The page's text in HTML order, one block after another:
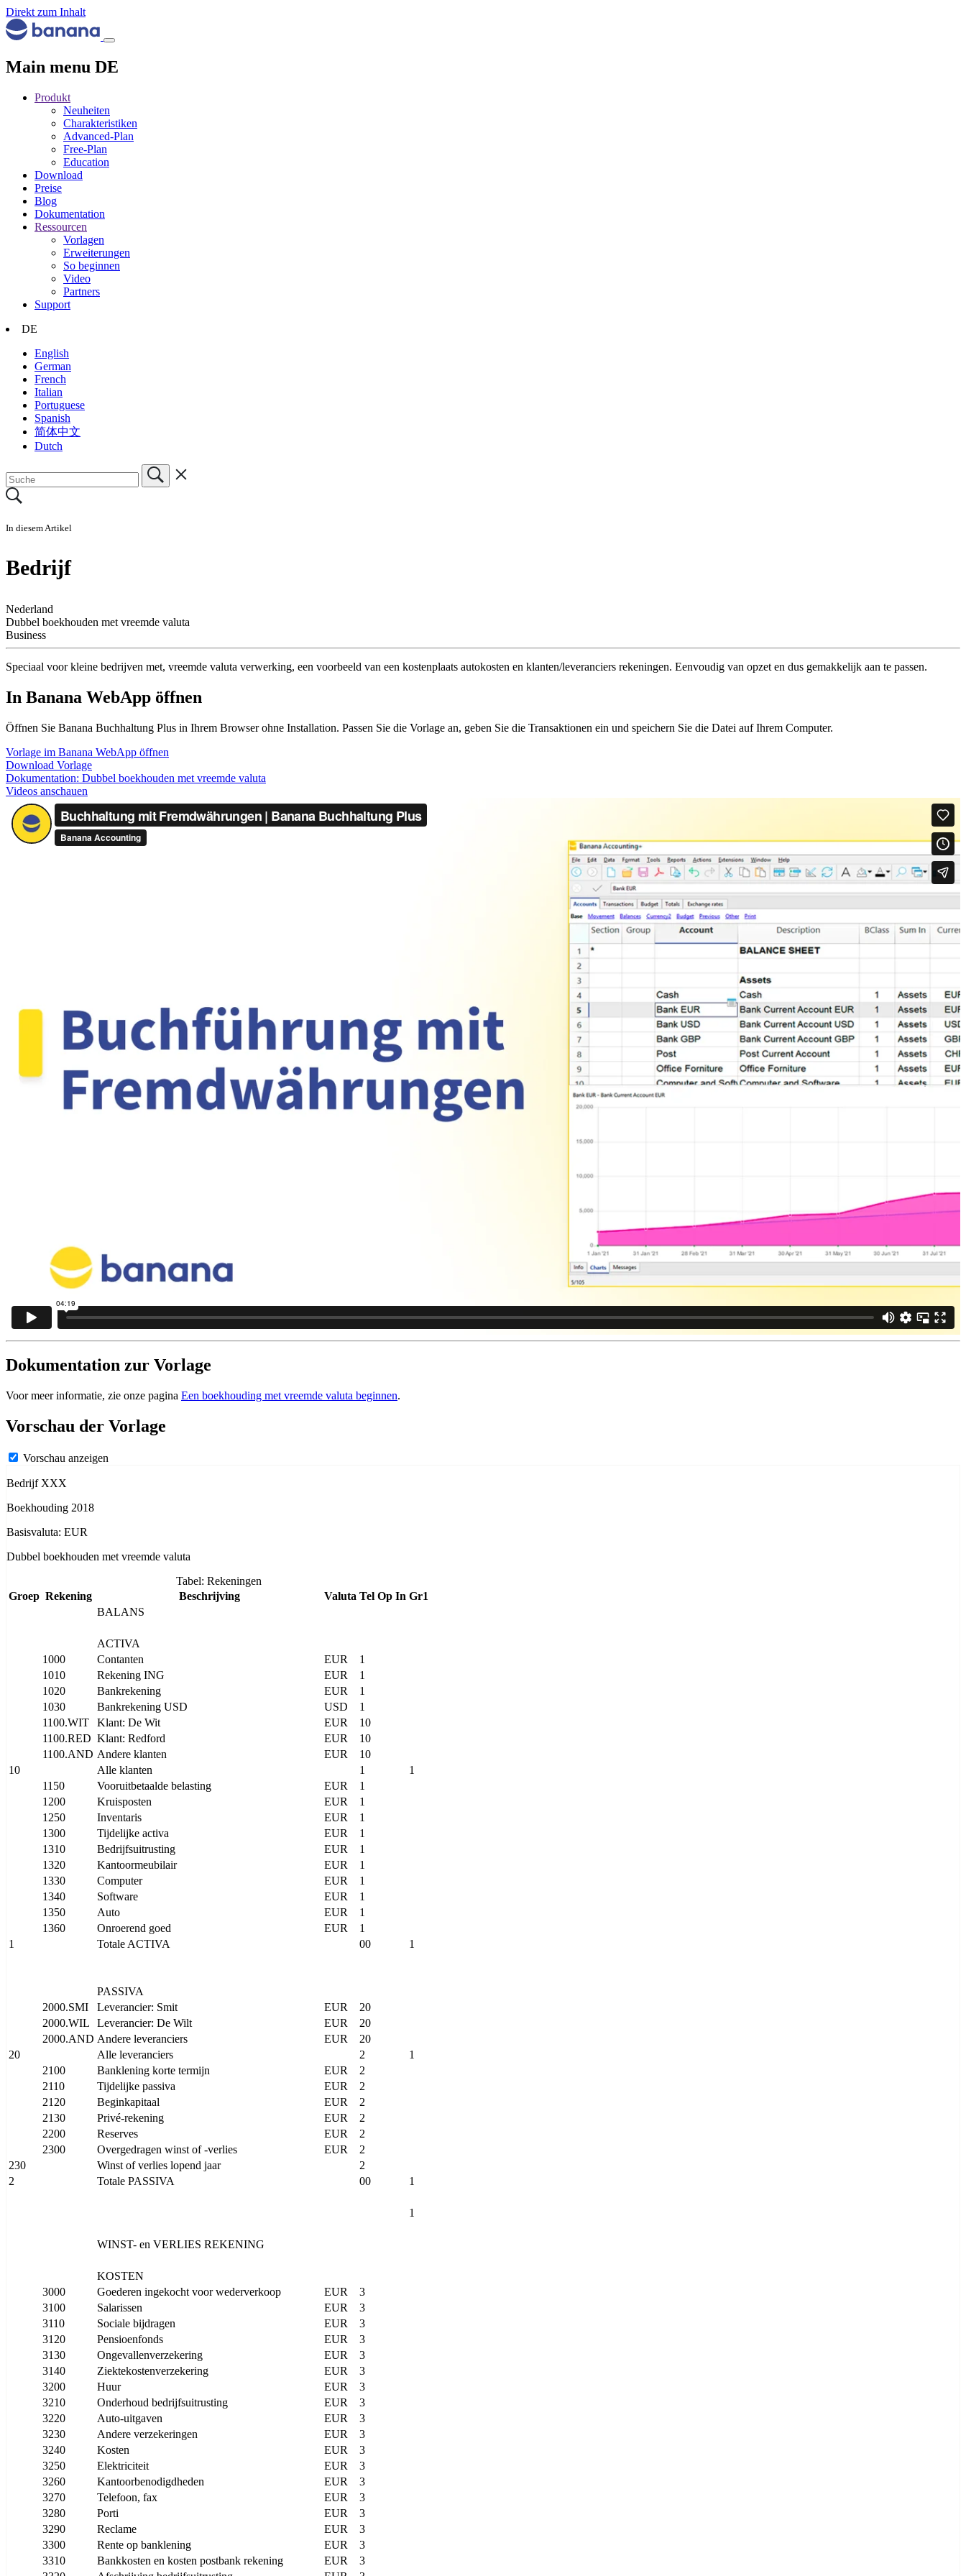
Direkt zum Inhalt
Main menu DE
Produkt
Neuheiten
Charakteristiken
Advanced-Plan
Free-Plan
Education
Download
Preise
Blog
Dokumentation
Ressourcen
Vorlagen
Erweiterungen
So beginnen
Video
Partners
Support
DE
English
German
French
Italian
Portuguese
Spanish
简体中文
Dutch
In diesem Artikel
Bedrijf
Nederland
Dubbel boekhouden met vreemde valuta
Business
Speciaal voor kleine bedrijven met, vreemde valuta verwerking, een voorbeeld van een kostenplaats autokosten en klanten/leveranciers rekeningen. Eenvoudig van opzet en dus gemakkelijk aan te passen.
In Banana WebApp öffnen
Öffnen Sie Banana Buchhaltung Plus in Ihrem Browser ohne Installation. Passen Sie die Vorlage an, geben Sie die Transaktionen ein und speichern Sie die Datei auf Ihrem Computer.
Vorlage im Banana WebApp öffnen
Download Vorlage
Dokumentation: Dubbel boekhouden met vreemde valuta
Videos anschauen
Dokumentation zur Vorlage
Voor meer informatie, zie onze pagina Een boekhouding met vreemde valuta beginnen.
Vorschau der Vorlage
Vorschau anzeigen
Bedrijf XXX
Boekhouding 2018
Basisvaluta: EUR
Dubbel boekhouden met vreemde valuta
Tabel: Rekeningen
Groep Rekening Beschrijving Valuta Tel Op In Gr1
BALANS
ACTIVA
1000
Contanten EUR
1
1010
Rekening ING EUR
1
1020
Bankrekening EUR
1
1030
Bankrekening USD USD
1
1100.WIT
Klant: De Wit EUR
10
1100.RED Klant: Redford EUR
10
1100.AND Andere klanten EUR
10
10
Alle klanten 1
1
1150
Vooruitbetaalde belasting EUR
1
1200
Kruisposten EUR
1
1250
Inventaris EUR
1
1300
Tijdelijke activa EUR
1
1310
Bedrijfsuitrusting EUR
1
1320
Kantoormeubilair EUR
1
1330
Computer EUR
1
1340
Software EUR
1
1350
Auto EUR
1
1360
Onroerend goed EUR
1
1
Totale ACTIVA 00 1
PASSIVA
2000.SMI
Leverancier: Smit EUR
20
2000.WIL
Leverancier: De Wilt EUR
20
2000.AND Andere leveranciers EUR
20
20
Alle leveranciers 2
1
2100
Banklening korte termijn EUR
2
2110
Tijdelijke passiva EUR
2
2120
Beginkapitaal EUR
2
2130
Privé-rekening EUR
2
2200
Reserves EUR
2
2300
Overgedragen winst of -verlies EUR
2
230
Winst of verlies lopend jaar
2
2
Totale PASSIVA 00 1
1
WINST- en VERLIES REKENING
KOSTEN
3000
Goederen ingekocht voor wederverkoop EUR
3
3100
Salarissen EUR
3
3110
Sociale bijdragen EUR
3
3120
Pensioenfonds EUR
3
3130
Ongevallenverzekering EUR
3
3140
Ziektekostenverzekering EUR
3
3200
Huur EUR
3
3210
Onderhoud bedrijfsuitrusting EUR
3
3220
Auto-uitgaven EUR
3
3230
Andere verzekeringen EUR
3
3240
Kosten EUR
3
3250
Elektriciteit EUR
3
3260
Kantoorbenodigdheden EUR
3
3270
Telefoon, fax EUR
3
3280
Porti EUR
3
3290
Reclame EUR
3
3300
Rente op banklening EUR
3
3310
Bankkosten en kosten postbank rekening EUR
3